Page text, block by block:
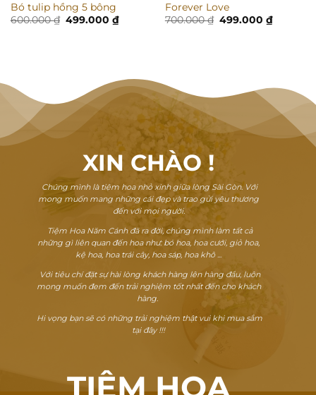
Bó tulip hồng 5 bông
600.000₫ Giá
499.000 ₫Giá
hiện
Forever Love
700.000₫ Giá
499.000 ₫Giá
hiện
XIN CHÀO!
Chúng mình là tiệm hoa nhỏ xinh giữa lòng Sài Gòn. Với
mong muốn mang những cái đẹp và trao gửi yêu thương
đến với mọi người.
Tiệm Hoa Năm Cánh đã ra đời, chúng mình làm tất cả
những gì liên quan đến hoa như: bó hoa, hoa cưới, giỏ hoa,
kệ hoa, hoa trái cây, hoa sáp, hoa khô ...
Với tiêu chí đặt sự hài lòng khách hàng lên hàng đầu, luôn
mong muốn đem đến trải nghiệm tốt nhất đến cho khách
hàng.
Hi vọng bạn sẽ có những trải nghiệm thật vui khi mua sắm
tại đây !!!
TIỆM HOA